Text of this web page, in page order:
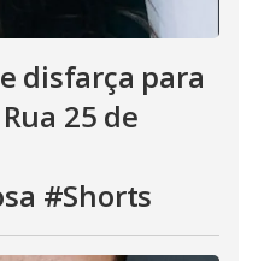
disfarça para
25 de
#Shorts